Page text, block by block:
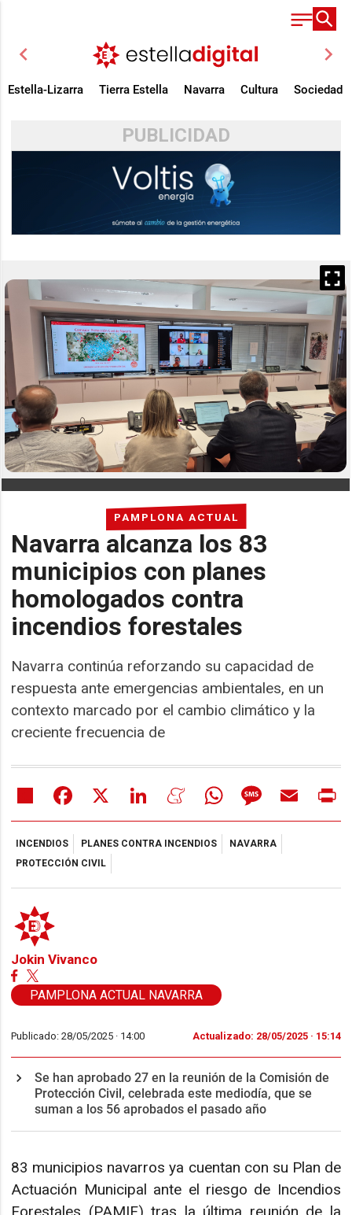
chevron_left chevron_right
Estella-Lizarra Tierra Estella Navarra Cultura Sociedad
PUBLICIDAD
PAMPLONA ACTUAL
Navarra alcanza los 83
municipios con planes
homologados contra
incendios forestales
Navarra continúa reforzando su capacidad de
respuesta ante emergencias ambientales, en un
contexto marcado por el cambio climático y la
creciente frecuencia de
Share Facebook LinkedIn MeneameWhatsAppMessageEmail
INCENDIOS PLANES CONTRA INCENDIOS
NAVARRA
PROTECCIÓN CIVIL
Jokin Vivanco
PAMPLONA ACTUAL NAVARRA
Publicado: 28/05/2025 · 14:00 Actualizado: 28/05/2025 · 15:14
Se han aprobado 27 en la reunión de la Comisión de
Protección Civil, celebrada este mediodía, que se
suman a los 56 aprobados el pasado año
83 municipios navarros ya cuentan con su Plan de
Actuación Municipal ante el riesgo de Incendios